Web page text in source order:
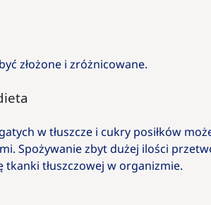
złożone i zróżnicowane.
w tłuszcze i cukry posiłków
Spożywanie zbyt dużej ilości
tłuszczowej w organizmie.